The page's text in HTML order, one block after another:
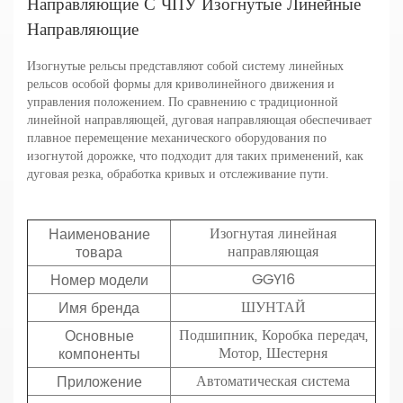
Направляющие
Изогнутые рельсы представляют собой систему линейных
рельсов особой формы для криволинейного движения и
управления положением. По сравнению с традиционной
линейной направляющей, дуговая направляющая обеспечивает
плавное перемещение механического оборудования по
изогнутой дорожке, что подходит для таких применений, как
дуговая резка, обработка кривых и отслеживание пути.
Наименование
товара
Изогнутая линейная
направляющая
Номер модели GGY16
Имя бренда ШУНТАЙ
Основные
компоненты
Подшипник, Коробка передач,
Мотор, Шестерня
Приложение Автоматическая система